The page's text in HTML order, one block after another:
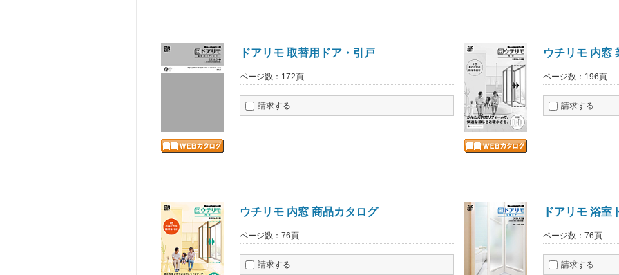
ドアリモ 取替用ドア・引戸
ページ数：172頁
請求する
ウチリモ 内窓
ページ数：196頁
請求する
ウチリモ 内窓 商品カタログ
ページ数：76頁
請求する
ドアリモ 浴室
ページ数：76頁
請求する